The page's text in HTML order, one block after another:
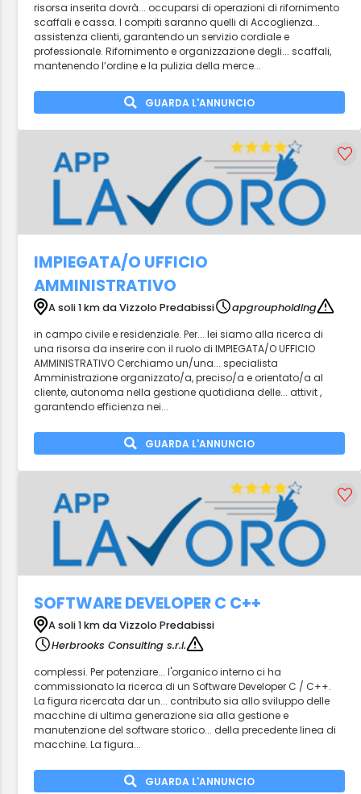
risorsa inserita dovrà... occuparsi di operazioni di rifornimento
scaffali e cassa. I compiti saranno quelli di Accoglienza...
assistenza clienti, garantendo un servizio cordiale e
professionale. Rifornimento e organizzazione degli... scaffali,
mantenendo l’ordine e la pulizia della merce...
GUARDA L'ANNUNCIO
IMPIEGATA/O UFFICIO
AMMINISTRATIVO
A soli 1 km da Vizzolo Predabissi
apgroupholding
in campo civile e residenziale. Per... lei siamo alla ricerca di
una risorsa da inserire con il ruolo di IMPIEGATA/O UFFICIO
AMMINISTRATIVO Cerchiamo un/una... specialista
Amministrazione organizzato/a, preciso/a e orientato/a al
cliente, autonoma nella gestione quotidiana delle... attivit ,
garantendo efficienza nei...
GUARDA L'ANNUNCIO
SOFTWARE DEVELOPER C C++
A soli 1 km da Vizzolo Predabissi
Herbrooks Consulting s.r.l.
complessi. Per potenziare... l'organico interno ci ha
commissionato la ricerca di un Software Developer C / C++.
La figura ricercata dar un... contributo sia allo sviluppo delle
macchine di ultima generazione sia alla gestione e
manutenzione del software storico... della precedente linea di
macchine. La figura...
GUARDA L'ANNUNCIO